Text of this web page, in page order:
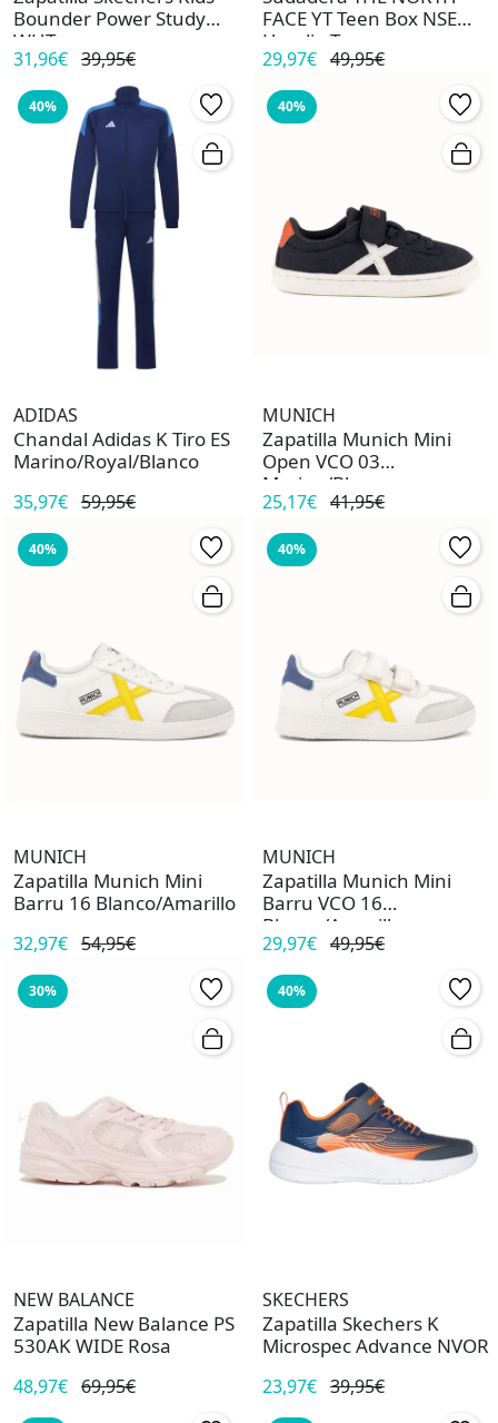
Bounder Power Study
WHT
31,96€ 39,95€
FACE YT Teen Box NSE
Hoodie Turquesa
29,97€ 49,95€
40%
ADIDAS
Chandal Adidas K Tiro ES
Marino/Royal/Blanco
35,97€ 59,95€
40%
MUNICH
Zapatilla Munich Mini
Open VCO 03
Marino/Blanco
25,17€ 41,95€
40%
MUNICH
Zapatilla Munich Mini
Barru 16 Blanco/Amarillo
32,97€ 54,95€
40%
MUNICH
Zapatilla Munich Mini
Barru VCO 16
Blanco/Amarillo
29,97€ 49,95€
30%
NEW BALANCE
Zapatilla New Balance PS
530AK WIDE Rosa
48,97€ 69,95€
40%
SKECHERS
Zapatilla Skechers K
Microspec Advance NVOR
23,97€ 39,95€